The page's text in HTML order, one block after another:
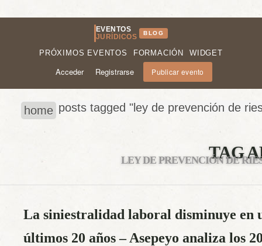
EVENTOS
JURÍDICOS
BLOG
PRÓXIMOS EVENTOS FORMACIÓN WIDGET
Acceder Registrarse Publicar evento
home posts tagged "ley de prevención de
TAG
LEY DE PREVENCIÓN DE
La siniestralidad laboral disminuye en
últimos 20 años – Asepeyo analiza los